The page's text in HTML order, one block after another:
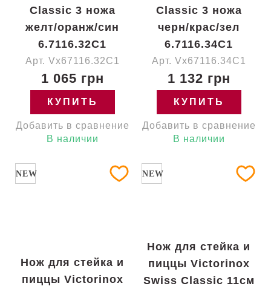
Classic 3 ножа
желт/оранж/син
6.7116.32C1
Арт. Vx67116.32C1
1 065 грн
КУПИТЬ
Добавить в сравнение
В наличии
Classic 3 ножа
черн/крас/зел
6.7116.34C1
Арт. Vx67116.34C1
1 132 грн
КУПИТЬ
Добавить в сравнение
В наличии
NEW
Нож для стейка и
пиццы Victorinox
NEW
Нож для стейка и
пиццы Victorinox
Swiss Classic 11см